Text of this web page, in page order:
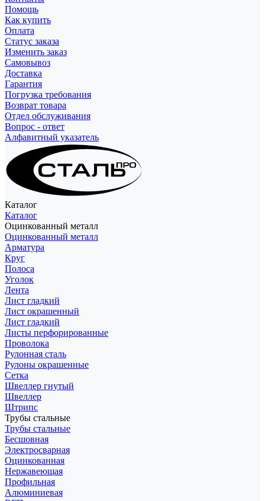
Помощь
Как купить
Оплата
Статус заказа
Изменить заказ
Самовывоз
Доставка
Гарантия
Погрузка требования
Возврат товара
Отдел обслуживания
Вопрос - ответ
Алфавитный указатель
Каталог
Каталог
Оцинкованный металл
Оцинкованный металл
Арматура
Круг
Полоса
Уголок
Лента
Лист гладкий
Лист окрашенный
Лист гладкий
Листы перфорированные
Проволока
Рулонная сталь
Рулоны окрашенные
Сетка
Швеллер гнутый
Швеллер
Штрипс
Трубы стальные
Трубы стальные
Бесшовная
Электросварная
Оцинкованная
Нержавеющая
Профильная
Алюминиевая